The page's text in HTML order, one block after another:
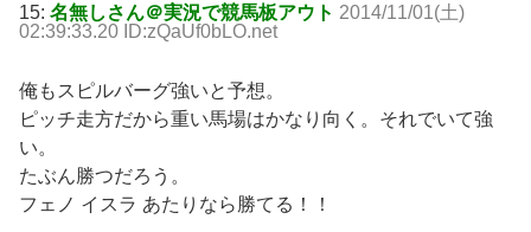
15: 名無しさん＠実況で競馬板アウト 2014/11/01(土)
02:39:33.20 ID:zQaUf0bLO.net
俺もスピルバーグ強いと予想。
ピッチ走方だから重い馬場はかなり向く。それでいて強
い。
たぶん勝つだろう。
フェノ イスラ あたりなら勝てる！！